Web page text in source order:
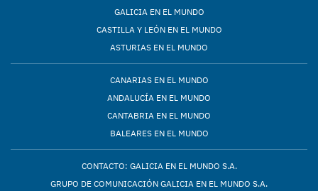
GALICIA EN EL MUNDO
CASTILLA Y LEÓN EN EL MUNDO
ASTURIAS EN EL MUNDO
CANARIAS EN EL MUNDO
ANDALUCÍA EN EL MUNDO
CANTABRIA EN EL MUNDO
BALEARES EN EL MUNDO
CONTACTO: GALICIA EN EL MUNDO S.A.
GRUPO DE COMUNICACIÓN GALICIA EN EL MUNDO S.A.